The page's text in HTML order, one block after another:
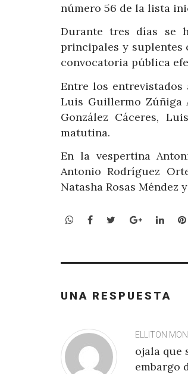
número 56 de la lista
Durante tres días se
principales y suplentes
convocatoria pública
Entre los entrevistados
Luis Guillermo Zúñiga
González Cáceres,
matutina.
En la vespertina
Antonio Rodríguez
Natasha Rosas Méndez
WhatsApp
Facebook
TwitterGoogle+
UNA RESPUESTA
ELLITON
ojala que
embargo